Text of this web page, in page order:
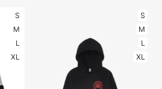
S
M
L
XL
S
M
L
XL